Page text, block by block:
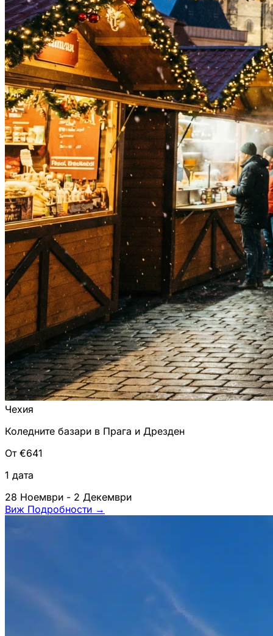
Чехия
Коледните базари в Прага и Дрезден
От €641
1 дата
28 Ноември - 2 Декември
Виж Подробности →